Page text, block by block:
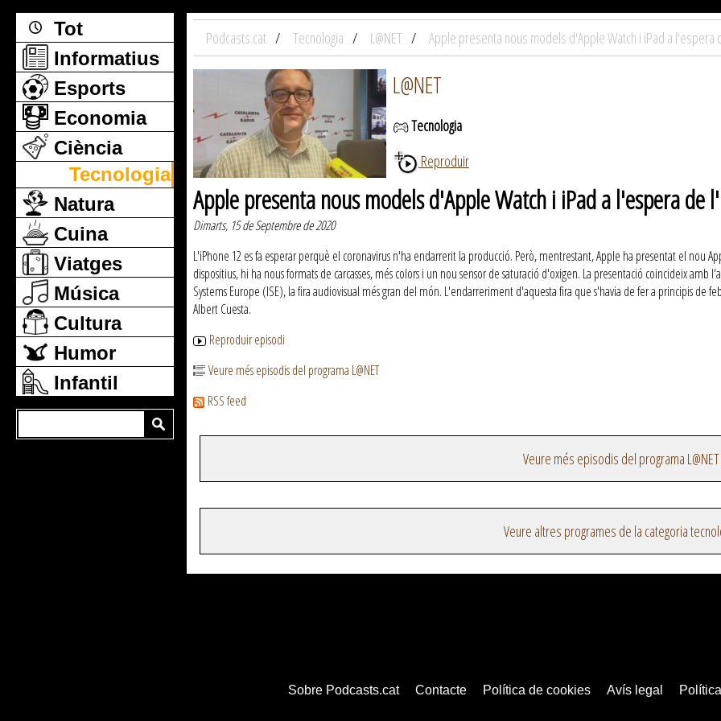
Tot
Informatius
Esports
Economia
Ciència
Tecnologia
Natura
Cuina
Viatges
Música
Cultura
Humor
Infantil
Podcasts.cat Tecnologia L@NET Apple presenta nous models d'Apple Watch i iPad a l'espera
L@NET
Tecnologia
Reproduir
Apple presenta nous models d'Apple Watch i iPad a l'espera
Dimarts, 15 de Septembre de 2020
L'iPhone 12 es fa esperar perquè el coronavirus n'ha endarrerit la producció. Però, mentrestant, Apple ha presentat el nou
dispositius, hi ha nous formats de carcasses, més colors i un nou sensor de saturació d'oxigen. La presentació coincideix
Systems Europe (ISE), la fira audiovisual més gran del món. L'endarreriment d'aquesta fira que s'havia de fer a principis de
Albert Cuesta.
Reproduir episodi
Veure més episodis del programa L@NET
RSS feed
Veure més episodis del programa L@NET
Veure altres programes de la categoria
Sobre Podcasts.cat Contacte Política de cookies Avís legal